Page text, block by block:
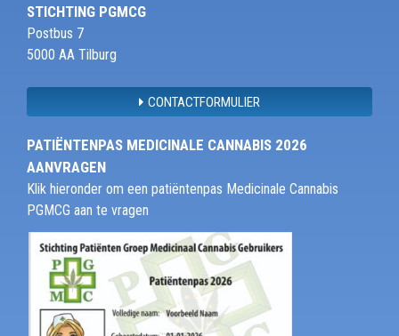
STICHTING PGMCG
Postbus 7
5000 AA Tilburg
CONTACTFORMULIER
PATIËNTENPAS MEDICINALE CANNABIS 2026
AANVRAGEN
Klik hieronder om een patiëntenpas Medicinale Cannabis
PGMCG aan te vragen